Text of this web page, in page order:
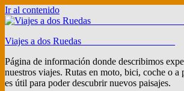
Ir al contenido
Viajes a dos Ruedas ___________________
Página de información donde describimos
nuestros viajes. Rutas en moto, bici, coche o a
es útil para poder descubrir nuevos paisajes.